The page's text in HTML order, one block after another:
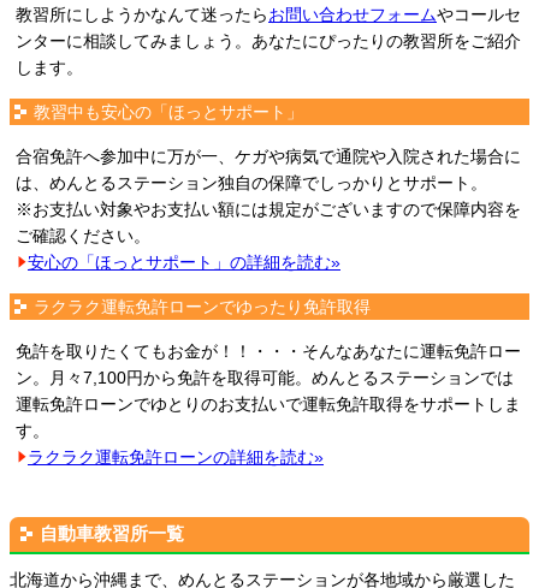
教習所にしようかなんて迷ったらお問い合わせフォームやコールセ
ンターに相談してみましょう。あなたにぴったりの教習所をご紹介
します。
教習中も安心の「ほっとサポート」
合宿免許へ参加中に万が一、ケガや病気で通院や入院された場合に
は、めんとるステーション独自の保障でしっかりとサポート。
※お支払い対象やお支払い額には規定がございますので保障内容を
ご確認ください。
安心の「ほっとサポート」の詳細を読む»
ラクラク運転免許ローンでゆったり免許取得
免許を取りたくてもお金が！！・・・そんなあなたに運転免許ロー
ン。月々7,100円から免許を取得可能。めんとるステーションでは
運転免許ローンでゆとりのお支払いで運転免許取得をサポートしま
す。
ラクラク運転免許ローンの詳細を読む»
自動車教習所一覧
北海道から沖縄まで、めんとるステーションが各地域から厳選した